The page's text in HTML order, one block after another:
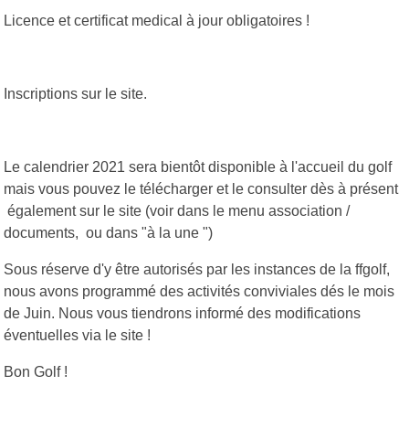
Licence et certificat medical à jour obligatoires !
Inscriptions sur le site.
Le calendrier 2021 sera bientôt disponible à l'accueil du golf
mais vous pouvez le télécharger et le consulter dès à présent
également sur le site (voir dans le menu association /
documents, ou dans "à la une ")
Sous réserve d'y être autorisés par les instances de la ffgolf,
nous avons programmé des activités conviviales dés le mois
de Juin. Nous vous tiendrons informé des modifications
éventuelles via le site !
Bon Golf !